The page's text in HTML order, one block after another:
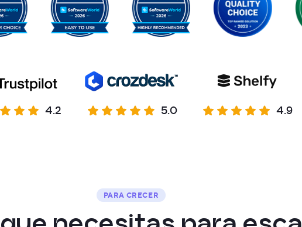
4.2 5.0 4.9
PARA CRECER